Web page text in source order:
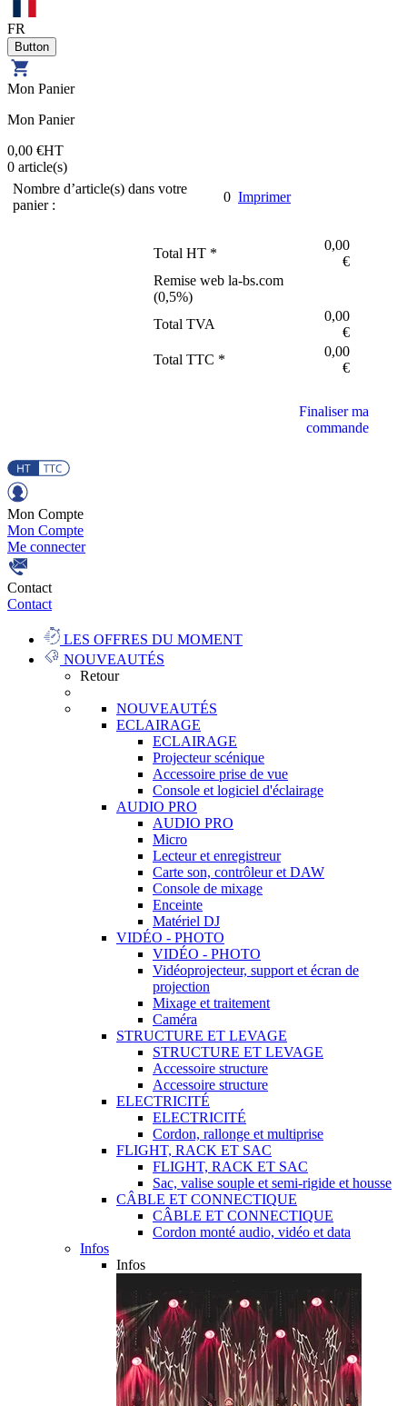
FR
Mon Panier
Mon Panier
0,00 €HT
0 article(s)
Nombre d’article(s) dans votre
panier :
0 Imprimer
Total HT *
0,00
€
Remise web la-bs.com
(0,5%)
Total TVA
0,00
€
Total TTC *
0,00
€
Finaliser ma
commande
Mon Compte
Mon Compte
Me connecter
Contact
Contact
LES OFFRES DU MOMENT
NOUVEAUTÉS
Retour
NOUVEAUTÉS
ECLAIRAGE
ECLAIRAGE
Projecteur scénique
Accessoire prise de vue
Console et logiciel d'éclairage
AUDIO PRO
AUDIO PRO
Micro
Lecteur et enregistreur
Carte son, contrôleur et DAW
Console de mixage
Enceinte
Matériel DJ
VIDÉO - PHOTO
VIDÉO - PHOTO
Vidéoprojecteur, support et écran de
projection
Mixage et traitement
Caméra
STRUCTURE ET LEVAGE
STRUCTURE ET LEVAGE
Accessoire structure
Accessoire structure
ELECTRICITÉ
ELECTRICITÉ
Cordon, rallonge et multiprise
FLIGHT, RACK ET SAC
FLIGHT, RACK ET SAC
Sac, valise souple et semi-rigide et housse
CÂBLE ET CONNECTIQUE
CÂBLE ET CONNECTIQUE
Cordon monté audio, vidéo et data
Infos
Infos